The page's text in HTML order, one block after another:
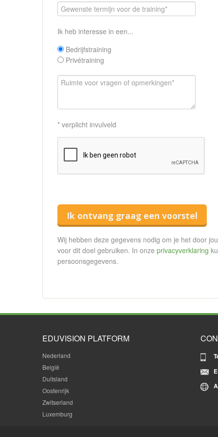
Ik heb interesse in een...
Bedrijfstraining
Privétraining
* verplicht invulveld
Ik ontvang graag een voorstel
Wij hebben deze gegevens nodig om je het door
voor dit doel gebruiken. In onze privacyverklaring
persoonsgegevens.
EDUVISION PLATFORM
Nederland
België
Duitsland
Oostenrijk
Zwitserland
Luxemburg